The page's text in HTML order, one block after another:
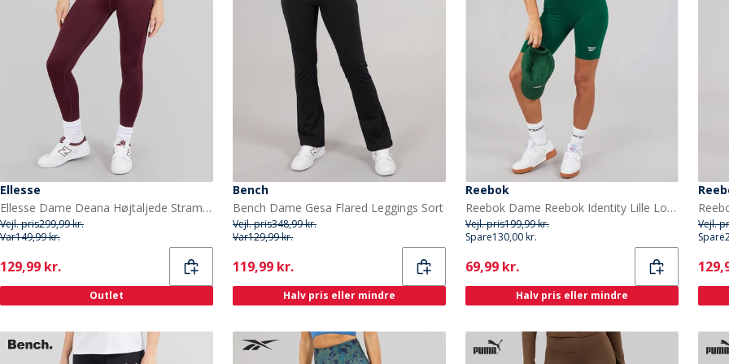
Ellesse
Ellesse Dame Deana Højtaljede Stramme Leggings Dark Purple
Vejl. pris299,99 kr.
Var149,99 kr.
Current
129,99 kr.
Outlet
Bench
Bench Dame Gesa Flared Leggings Sort
Vejl. pris348,99 kr.
Var129,99 kr.
Current
119,99 kr.
Halv pris eller mindre
Reebok
Reebok Dame Reebok Identity Lille Logo Fitted Shorts Collegiate Green
Vejl. pris199,99 kr.
Spare130,00 kr.
Current
69,99 kr.
Halv pris eller mindre
Vejl.
Spare